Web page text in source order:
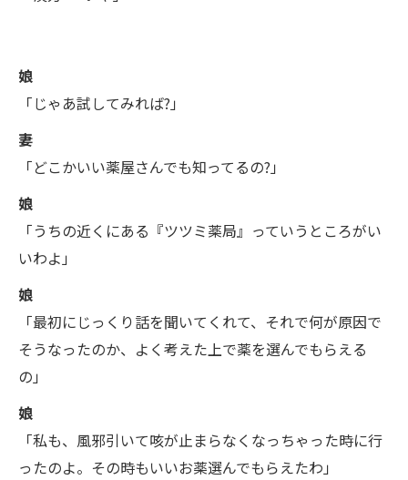
娘
「じゃあ試してみれば?」
妻
「どこかいい薬屋さんでも知ってるの?」
娘
「うちの近くにある『ツツミ薬局』っていうところがい
いわよ」
娘
「最初にじっくり話を聞いてくれて、それで何が原因で
そうなったのか、よく考えた上で薬を選んでもらえる
の」
娘
「私も、風邪引いて咳が止まらなくなっちゃった時に行
ったのよ。その時もいいお薬選んでもらえたわ」